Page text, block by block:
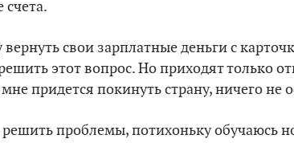
счета.
вернуть свои зарплатные деньги с
этот вопрос. Но приходят только
придется покинуть страну, ничего не
проблемы, потихоньку обучаюсь